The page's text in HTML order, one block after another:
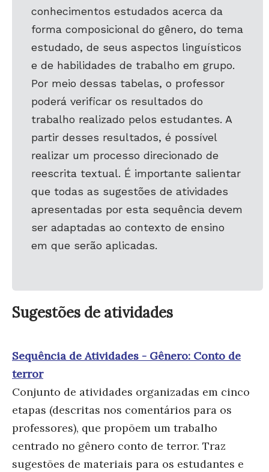
conhecimentos estudados acerca da
forma composicional do gênero, do tema
estudado, de seus aspectos linguísticos
e de habilidades de trabalho em grupo.
Por meio dessas tabelas, o professor
poderá verificar os resultados do
trabalho realizado pelos estudantes. A
partir desses resultados, é possível
realizar um processo direcionado de
reescrita textual. É importante salientar
que todas as sugestões de atividades
apresentadas por esta sequência devem
ser adaptadas ao contexto de ensino
em que serão aplicadas.
Sugestões de atividades
Sequência de Atividades - Gênero: Conto de
terror
Conjunto de atividades organizadas em cinco
etapas (descritas nos comentários para os
professores), que propõem um trabalho
centrado no gênero conto de terror. Traz
sugestões de materiais para os estudantes e